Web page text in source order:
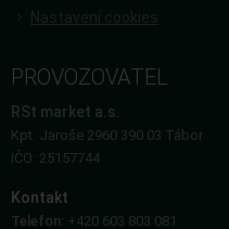
Nastavení cookies
PROVOZOVATEL
RSt market a.s.
Kpt. Jaroše 2960 390 03 Tábor
IČO: 25157744
Kontakt
Telefon: +420 603 803 081